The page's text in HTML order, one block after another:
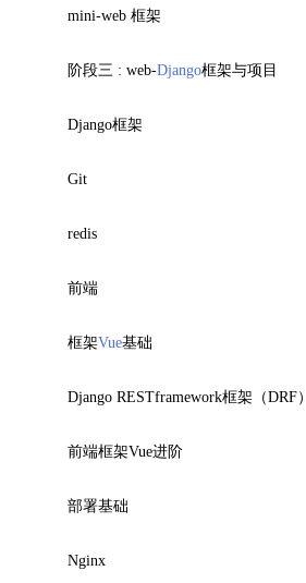
mini-web 框架
阶段三 : web-Django框架与项目
Django框架
Git
redis
前端
框架Vue基础
Django RESTframework框架（DRF）
前端框架Vue进阶
部署基础
Nginx